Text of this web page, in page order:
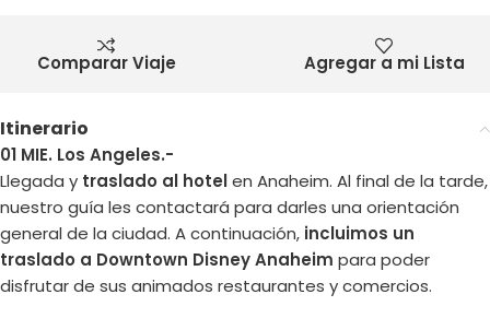
Comparar Viaje Agregar a mi Lista
Itinerario
01 MIE. Los Angeles.-
Llegada y traslado al hotelen Anaheim. Al final de la tarde,
nuestro guía les contactará para darles una orientación
general de la ciudad. A continuación, incluimos un
traslado a Downtown Disney Anaheim para poder
disfrutar de sus animados restaurantes y comercios.